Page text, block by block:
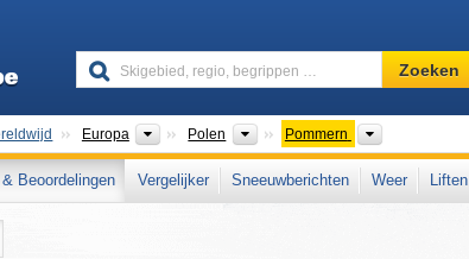
Skigebied,
regio,
Zoeken
Europa Continenten
Polen LandenPommern
Beoordelingen Vergelijker Sneeuwberichten Weer Liften